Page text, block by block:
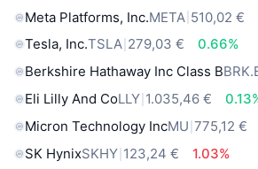
Meta Platforms, Inc.META 510,02 €
Tesla, Inc.TSLA 279,03 €
0.66%
Berkshire Hathaway Inc Class B
Eli Lilly And CoLLY 1.035,46 €
Micron Technology IncMU 775,12 €
SK HynixSKHY 123,24 €
1.03%